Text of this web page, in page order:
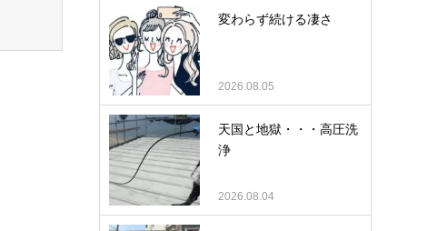
変わらず続ける凄さ
2026.08.05
天国と地獄・・・高圧洗
浄
2026.08.04